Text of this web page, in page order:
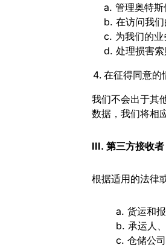
a. 管理奥特斯
b. 在访问我们
c. 为我们的业
d. 处理损害索
在征得同意的
我们不会出于其
数据，我们将相
III. 第三方接收者
根据适用的法律
a. 货运和
b. 承运人
c. 仓储公司